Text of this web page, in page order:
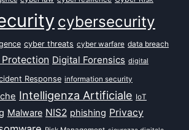
cybersecurity
cyber threats cyber warfare data breach
Protection Digital Forensics digital
Response information security
Intelligenza Artificiale IoT
Malware NIS2 phishing Privacy